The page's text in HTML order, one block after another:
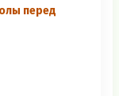
перед